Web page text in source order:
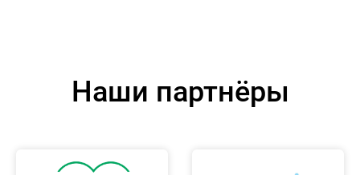
Наши партнёры